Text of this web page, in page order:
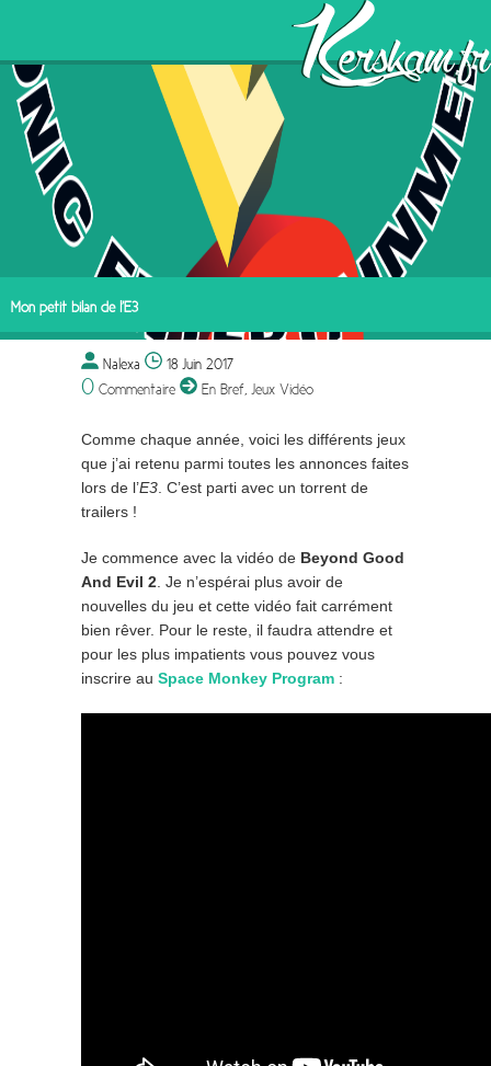
Mon petit bilan de l’E3
Nalexa 18 Juin 2017
0 Commentaire En Bref Jeux Vidéo
Comme chaque année, voici les différents jeux
que j’ai retenu parmi toutes les annonces faites
lors de l’E3. C’est parti avec un torrent de
trailers !
Je commence avec la vidéo de Beyond Good
And Evil 2. Je n’espérai plus avoir de
nouvelles du jeu et cette vidéo fait carrément
bien rêver. Pour le reste, il faudra attendre et
pour les plus impatients vous pouvez vous
inscrire au Space Monkey Program :